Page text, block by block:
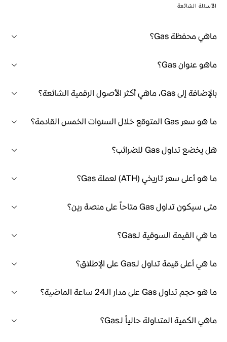
الأسئلة الشائعة
ماهي محفظة Gas؟
ماهو عنوان Gas؟
بالإضافة إلى Gas، ماهي أكثر الأصول الرقمية الشائعة؟
ما هو سعر Gas المتوقع خلال السنوات الخمس القادمة؟
هل يخضع تداول Gas للضرائب؟
ما هو أعلى سعر تاريخي (ATH) لعملة Gas؟
متى سيكون تداول Gas متاحاً على منصة رين؟
ما هي القيمة السوقية لـGas؟
ما هي أعلى قيمة تداول لـGas على الإطلاق؟
ما هو حجم تداول Gas على مدار الـ24 ساعة الماضية؟
ماهي الكمية المتداولة حالياً لـGas؟